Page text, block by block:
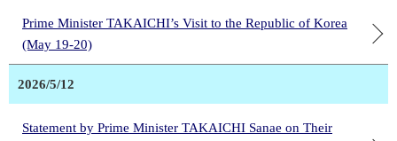
Prime Minister TAKAICHI’s Visit to the Republic of Korea
(May 19-20)
2026/5/12
Statement by Prime Minister TAKAICHI Sanae on Their